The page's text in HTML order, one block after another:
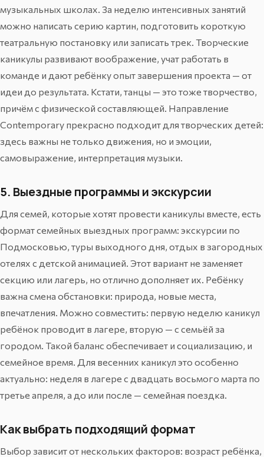
музыкальных школах. За неделю интенсивных занятий
можно написать серию картин, подготовить короткую
театральную постановку или записать трек. Творческие
каникулы развивают воображение, учат работать в
команде и дают ребёнку опыт завершения проекта — от
идеи до результата. Кстати, танцы — это тоже творчество,
причём с физической составляющей. Направление
Contemporary прекрасно подходит для творческих детей:
здесь важны не только движения, но и эмоции,
самовыражение, интерпретация музыки.
5. Выездные программы и экскурсии
Для семей, которые хотят провести каникулы вместе, есть
формат семейных выездных программ: экскурсии по
Подмосковью, туры выходного дня, отдых в загородных
отелях с детской анимацией. Этот вариант не заменяет
секцию или лагерь, но отлично дополняет их. Ребёнку
важна смена обстановки: природа, новые места,
впечатления. Можно совместить: первую неделю каникул
ребёнок проводит в лагере, вторую — с семьёй за
городом. Такой баланс обеспечивает и социализацию, и
семейное время. Для весенних каникул это особенно
актуально: неделя в лагере с двадцать восьмого марта по
третье апреля, а до или после — семейная поездка.
Как выбрать подходящий формат
Выбор зависит от нескольких факторов: возраст ребёнка,